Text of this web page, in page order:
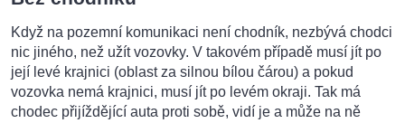
Když na pozemní komunikaci není chodník, nezbývá chodci
nic jiného, než užít vozovky. V takovém případě musí jít po
její levé krajnici (oblast za silnou bílou čárou) a pokud
vozovka nemá krajnici, musí jít po levém okraji. Tak má
chodec přijíždějící auta proti sobě, vidí je a může na ně